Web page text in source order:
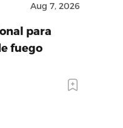
Aug 7, 2026
para
fuego